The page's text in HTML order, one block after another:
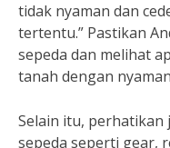
tidak nyaman dan
tertentu.” Pastikan
sepeda dan melihat
tanah dengan
Selain itu,
sepeda seperti gear,